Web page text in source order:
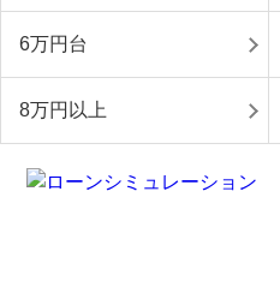
6万円台
8万円以上